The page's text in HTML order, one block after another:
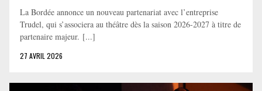
La Bordée annonce un nouveau partenariat avec l’entreprise
Trudel, qui s’associera au théâtre dès la saison 2026-2027 à titre de
partenaire majeur. [...]
27 AVRIL 2026